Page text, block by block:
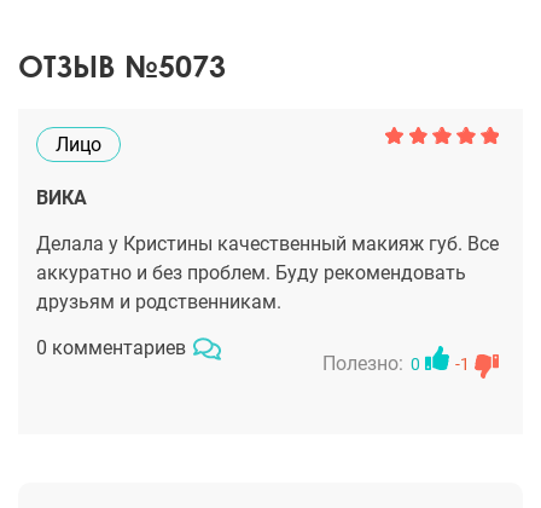
ОТЗЫВ №5073
Лицо
ВИКА
Делала у Кристины качественный макияж губ. Все
аккуратно и без проблем. Буду рекомендовать
друзьям и родственникам.
0 комментариев
Полезно: 0 -1